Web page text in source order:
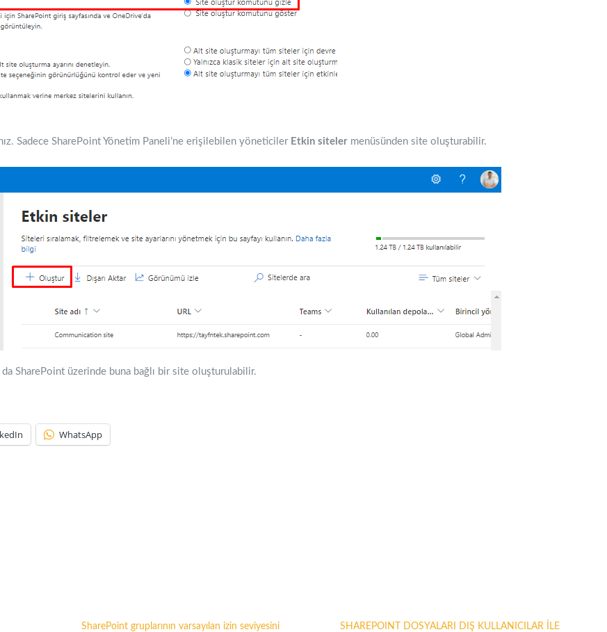
Sadece SharePoint Yönetim Paneli’ne erişilebilen yöneticiler Etkin siteler menüsünden site oluşturabilir.
SharePoint üzerinde buna bağlı bir site oluşturulabilir.
WhatsApp
SharePoint gruplarının varsayılan izin seviyesini
SHAREPOINT DOSYALARI DIŞ KULLANICILAR İLE